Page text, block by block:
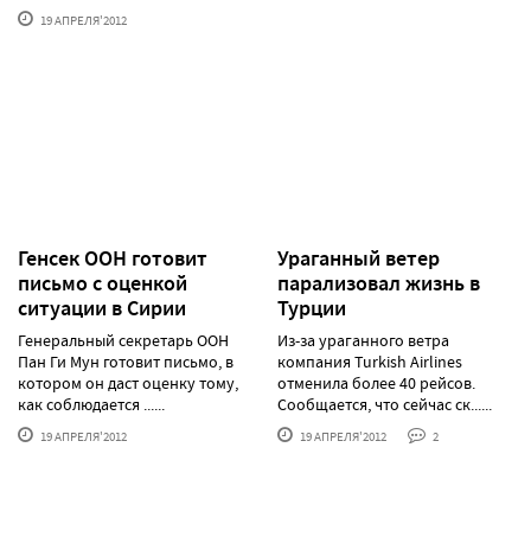
19 АПРЕЛЯ'2012
Генсек ООН готовит
письмо с оценкой
ситуации в Сирии
Генеральный секретарь ООН
Пан Ги Мун готовит письмо, в
котором он даст оценку тому,
как соблюдается ......
19 АПРЕЛЯ'2012
Ураганный ветер
парализовал жизнь в
Турции
Из-за ураганного ветра
компания Turkish Airlines
отменила более 40 рейсов.
Сообщается, что сейчас ск......
19 АПРЕЛЯ'2012 2